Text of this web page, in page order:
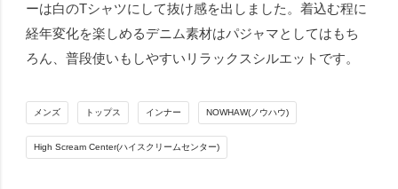
ーは白のTシャツにして抜け感を出しました。着込む程に
経年変化を楽しめるデニム素材はパジャマとしてはもち
ろん、普段使いもしやすいリラックスシルエットです。
メンズ トップス インナー NOWHAW(ノウハウ)
High Scream Center(ハイスクリームセンター)